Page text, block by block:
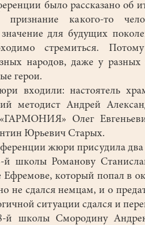
было рассказано об
признание какого-то
значение для будущих
стремиться.
народов, даже у разных
герои.
входили: настоятель
методист Андрей
Олег
Юрьевич Старых.
жюри присудила два
школы Романову
Ефремове, который попал в
не сдался немцам, и о
ситуации сдался и
й школы Смородину